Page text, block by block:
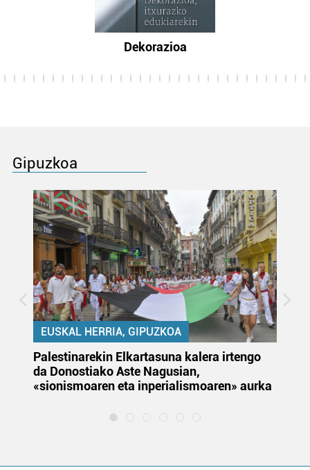
Dekorazioa
Gipuzkoa
EUSKAL HERRIA, GIPUZKOA
Palestinarekin Elkartasuna kalera irtengo
da Donostiako Aste Nagusian,
«sionismoaren eta inperialismoaren» aurka